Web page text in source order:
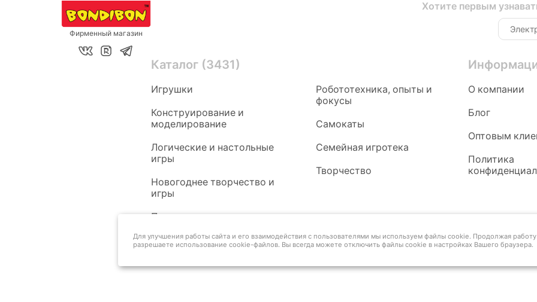
Фирменный магазин
Хотите первым
Каталог (3431)
Игрушки
Конструирование и
моделирование
Логические и настольные
игры
Новогоднее творчество и
игры
Педагогам
Робототехника, опыты и
фокусы
Самокаты
Семейная игротека
Творчество
О компании
Блог
Оптовым
Политика
Для улучшения работы сайта и его взаимодействия с пользователями мы используем файлы cookie. Продолжая
разрешаете использование cookie-файлов. Вы всегда можете отключить файлы cookie в настройках Вашего браузера.